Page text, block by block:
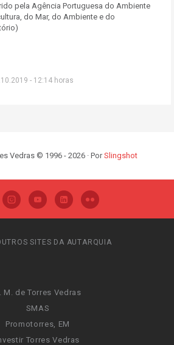
pela Agência Portuguesa do Ambiente
do Mar, do Ambiente e do
- 12:14 horas
Vedras © 1996 - 2026 · PorSlingshot
SITES DA AUTARQUIA
M. de Torres Vedras
SMAS
Promotorres, EM
Torres Vedras